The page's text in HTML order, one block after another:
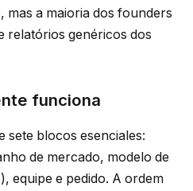
mas a maioria dos founders
relatórios genéricos dos
funciona
sete blocos esenciales:
de mercado, modelo de
equipe e pedido. A ordem